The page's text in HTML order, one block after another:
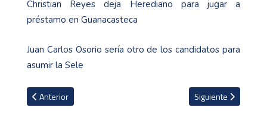
Christian Reyes deja Herediano para jugar a
préstamo en Guanacasteca
Juan Carlos Osorio sería otro de los candidatos para
asumir la Sele
Artículo anterior: Federer cae en segunda ronda del Halle Open
Anterior Artículo siguiente:
Siguiente